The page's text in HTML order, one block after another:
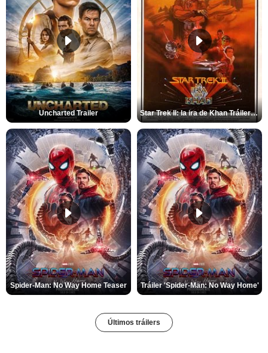
Uncharted Trailer Star Trek II: la ira de Khan Tráiler VO
Spider-Man: No Way Home Teaser Tráiler 'Spider-Man: No Way Home'
Últimos tráilers